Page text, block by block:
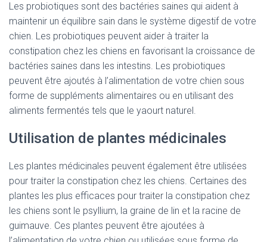
Les probiotiques sont des bactéries saines qui aident à
maintenir un équilibre sain dans le système digestif de votre
chien. Les probiotiques peuvent aider à traiter la
constipation chez les chiens en favorisant la croissance de
bactéries saines dans les intestins. Les probiotiques
peuvent être ajoutés à l’alimentation de votre chien sous
forme de suppléments alimentaires ou en utilisant des
aliments fermentés tels que le yaourt naturel.
Utilisation de plantes médicinales
Les plantes médicinales peuvent également être utilisées
pour traiter la constipation chez les chiens. Certaines des
plantes les plus efficaces pour traiter la constipation chez
les chiens sont le psyllium, la graine de lin et la racine de
guimauve. Ces plantes peuvent être ajoutées à